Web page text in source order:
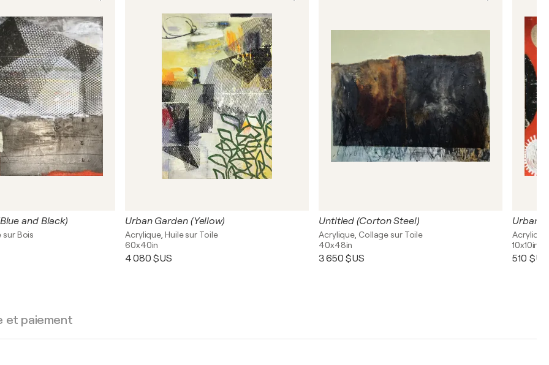
and Black)
sur Bois
Urban Garden (Yellow)
Acrylique, Huile sur Toile
60x40in
4 080 $US
Untitled (Corton Steel)
Acrylique, Collage sur Toile
40x48in
3 650 $US
Urban
10x10in
510 $US
et paiement